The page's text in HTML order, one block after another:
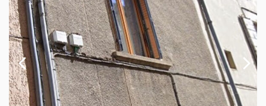
Gestion
Nos agences
Estimation